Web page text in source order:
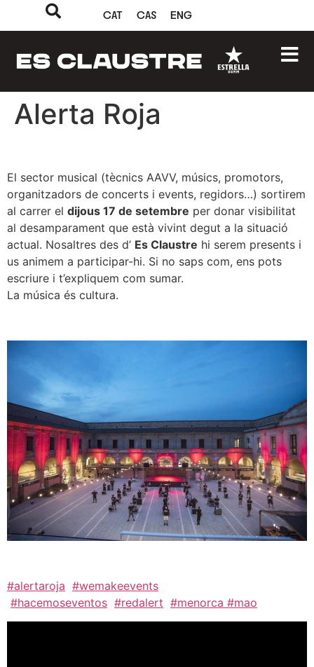
CAT CAS ENG
Alerta Roja
El sector musical (tècnics AAVV, músics, promotors,
organitzadors de concerts i events, regidors…) sortirem
al carrer el dijous 17 de setembre per donar visibilitat
al desamparament que està vivint degut a la situació
actual. Nosaltres des d’ Es Claustre hi serem presents i
us animem a participar-hi. Si no saps com, ens pots
escriure i t’expliquem com sumar.
La música és cultura.
#alertaroja #wemakeevents
#hacemoseventos #redalert #menorca #mao